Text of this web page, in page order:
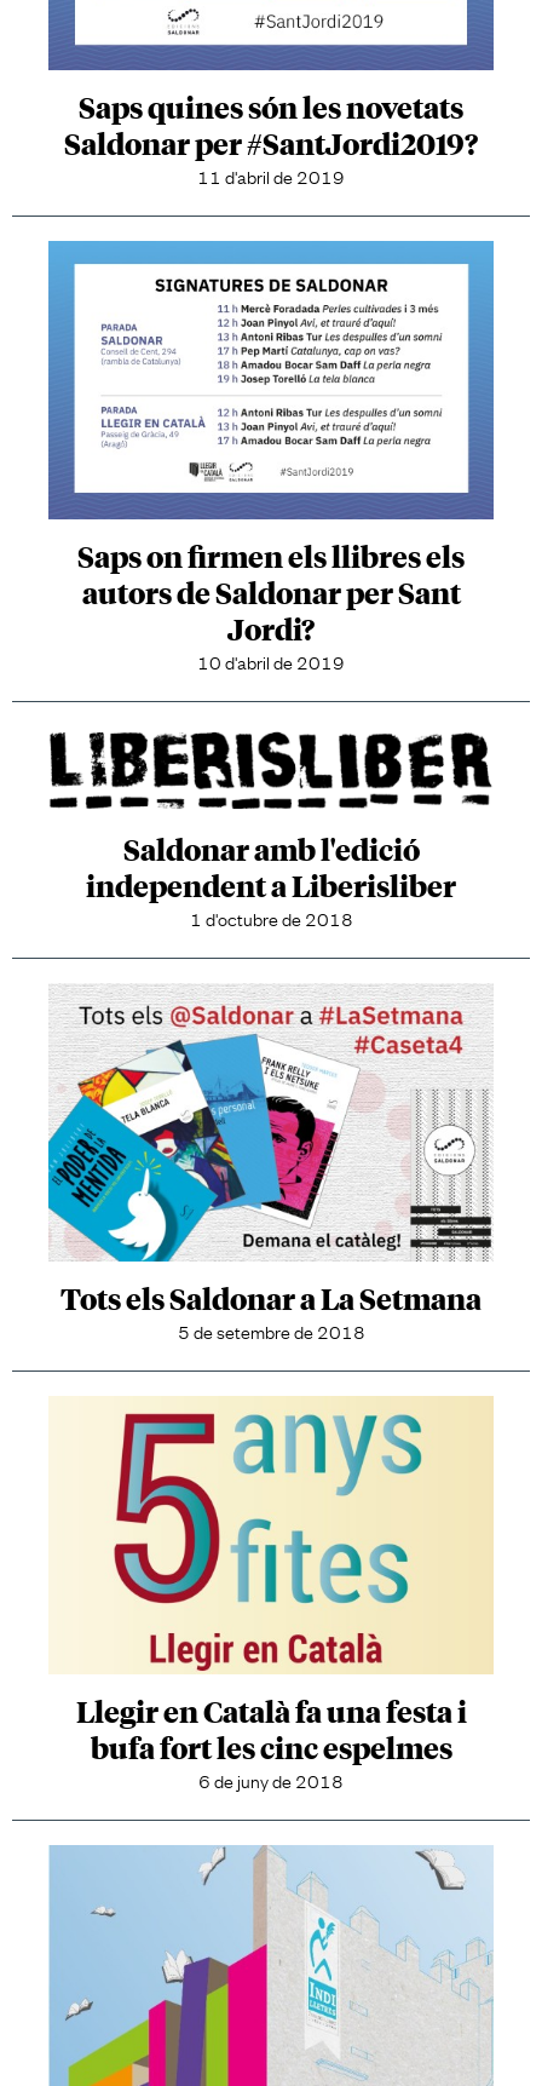
Saps quines són les novetats
Saldonar per #SantJordi2019?
11 d'abril de 2019
Saps on firmen els llibres els
autors de Saldonar per Sant
Jordi?
10 d'abril de 2019
Saldonar amb l'edició
independent a Liberisliber
1 d'octubre de 2018
Tots els Saldonar a La Setmana
5 de setembre de 2018
Llegir en Català fa una festa i
bufa fort les cinc espelmes
6 de juny de 2018